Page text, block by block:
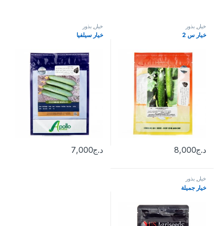
خيار بذور
خيار س 2
د.ج8,000
خيار بذور
خيار سيلفيا
د.ج7,000
خيار, بذور
خيار جميلة